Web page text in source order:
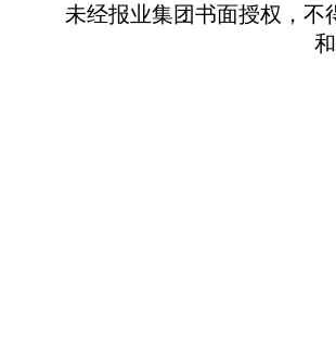
未经报业集团书面授权，不